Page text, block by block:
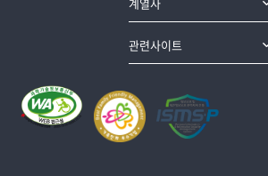
관련사이트